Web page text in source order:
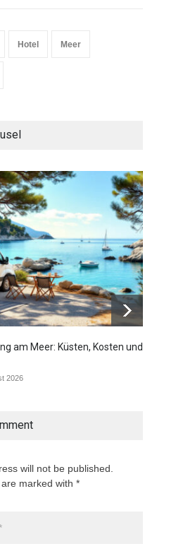
Hotel Meer
am Meer: Küsten, Kosten und
2026
will not be published.
marked with *